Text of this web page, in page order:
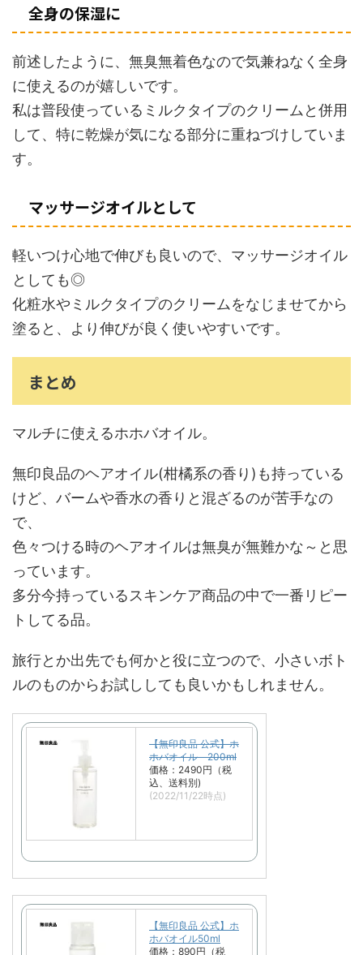
全身の保湿に
前述したように、無臭無着色なので気兼ねなく全身
に使えるのが嬉しいです。
私は普段使っているミルクタイプのクリームと併用
して、特に乾燥が気になる部分に重ねづけしていま
す。
マッサージオイルとして
軽いつけ心地で伸びも良いので、マッサージオイル
としても◎
化粧水やミルクタイプのクリームをなじませてから
塗ると、より伸びが良く使いやすいです。
まとめ
マルチに使えるホホバオイル。
無印良品のヘアオイル(柑橘系の香り)も持っている
けど、バームや香水の香りと混ざるのが苦手なの
で、
色々つける時のヘアオイルは無臭が無難かな～と思
っています。
多分今持っているスキンケア商品の中で一番リピー
トしてる品。
旅行とか出先でも何かと役に立つので、小さいボト
ルのものからお試ししても良いかもしれません。
【無印良品 公式】ホ
ホバオイル 200ml
価格：2490円（税
込、送料別)
(2022/11/22時点)
【無印良品 公式】ホ
ホバオイル50ml
価格：890円（税